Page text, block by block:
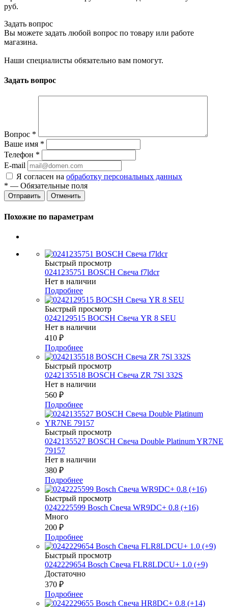
руб.
Задать вопрос
Вы можете задать любой вопрос по товару или работе
магазина.
Наши специалисты обязательно вам помогут.
Задать вопрос
Вопрос *
Ваше имя *
Телефон *
E-mail
Я согласен на обработку персональных данных
* — Обязательные поля
Отменить
Похожие по параметрам
Быстрый просмотр
0241235751 BOSCH Свеча f7ldcr
Нет в наличии
Подробнее
Быстрый просмотр
0242129515 BOCSH Свеча YR 8 SEU
Нет в наличии
410 ₽
Подробнее
Быстрый просмотр
0242135518 BOSCH Свеча ZR 7Sl 332S
Нет в наличии
560 ₽
Подробнее
Быстрый просмотр
0242135527 BOSСH Свеча Double Platinum YR7NE
79157
Нет в наличии
380 ₽
Подробнее
Быстрый просмотр
0242225599 Bosch Свеча WR9DC+ 0.8 (+16)
Много
200 ₽
Подробнее
Быстрый просмотр
0242229654 Bosch Свеча FLR8LDCU+ 1.0 (+9)
Достаточно
370 ₽
Подробнее